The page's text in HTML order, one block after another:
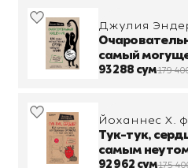
Джулия
самый
управляет
93 288 сум179
Йоханнес Х.
Тук-тук,
самым
будет, если
92 962 сум175